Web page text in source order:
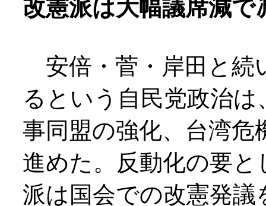
改憲派は大幅議席減で
安倍・菅・岸田と続
るという自民党政治
事同盟の強化、台湾
進めた。反動化の要
派は国会での改憲発